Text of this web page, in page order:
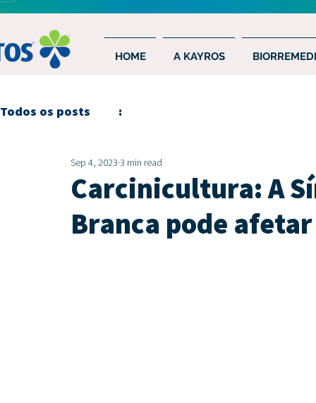
HOME A KAYROS
Todos os posts :
Carcinicultura: A
Branca pode
Sep 4, 2023 3 min read